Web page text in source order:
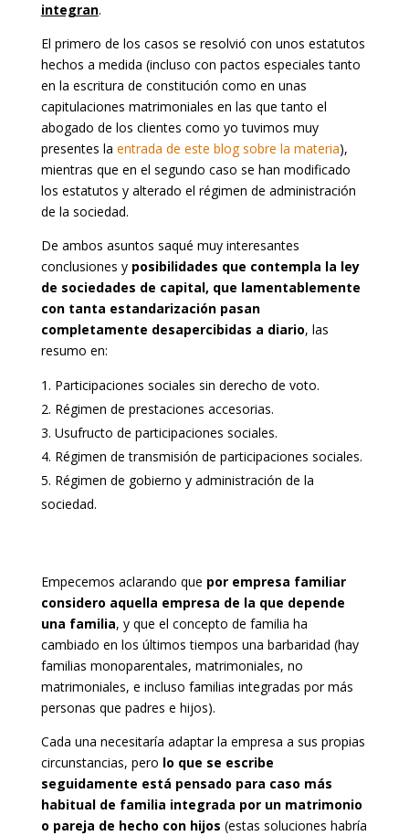
integran.
El primero de los casos se resolvió con unos estatutos
hechos a medida (incluso con pactos especiales tanto
en la escritura de constitución como en unas
capitulaciones matrimoniales en las que tanto el
abogado de los clientes como yo tuvimos muy
presentes la entrada de este blog sobre la materia),
mientras que en el segundo caso se han modificado
los estatutos y alterado el régimen de administración
de la sociedad.
De ambos asuntos saqué muy interesantes
conclusiones y posibilidades que contempla la ley
de sociedades de capital, que lamentablemente
con tanta estandarización pasan
completamente desapercibidas a diario, las
resumo en:
Participaciones sociales sin derecho de voto.
Régimen de prestaciones accesorias.
Usufructo de participaciones sociales.
Régimen de transmisión de participaciones sociales.
Régimen de gobierno y administración de la
sociedad.
Empecemos aclarando que por empresa familiar
considero aquella empresa de la que depende
una familia, y que el concepto de familia ha
cambiado en los últimos tiempos una barbaridad (hay
familias monoparentales, matrimoniales, no
matrimoniales, e incluso familias integradas por más
personas que padres e hijos).
Cada una necesitaría adaptar la empresa a sus propias
circunstancias, pero lo que se escribe
seguidamente está pensado para caso más
habitual de familia integrada por un matrimonio
o pareja de hecho con hijos (estas soluciones habría